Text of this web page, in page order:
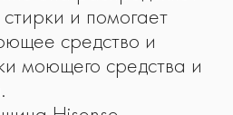
и помогает
средство и
моющего средства и